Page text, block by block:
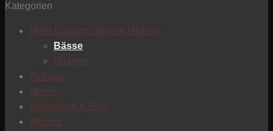
Kategorien
MGH Custom Gitarren / Bässe
Bässe
Gitarren
Pickups
Merch
Schrauben & Pins
Allparts